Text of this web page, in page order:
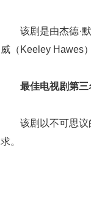
该剧是由杰德·
威（Keeley Hawes
最佳电视剧第三
该剧以不可思
求。